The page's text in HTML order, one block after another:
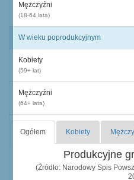
Mężczyźni
(18-64 lata)
W wieku poprodukcyjnym
Kobiety
(59+ lat)
Mężczyźni
(64+ lata)
Ogółem Kobiety
Produkcyjne
(Źródło: Narodowy Spis